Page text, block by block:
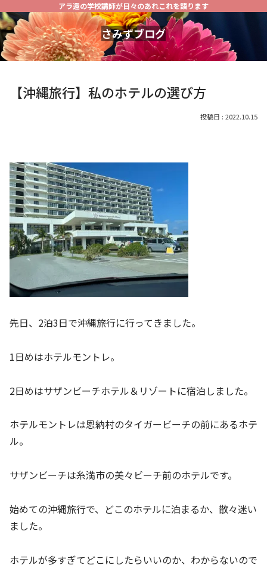
アラ還の学校講師が日々のあれこれを語ります
さみずブログ
【沖縄旅行】私のホテルの選び方
2022.10.15
先日、2泊3日で沖縄旅行に行ってきました。
1日めはホテルモントレ。
2日めはサザンビーチホテル＆リゾートに宿泊しました。
ホテルモントレは恩納村のタイガービーチの前にあるホテ
ル。
サザンビーチは糸満市の美々ビーチ前のホテルです。
始めての沖縄旅行で、どこのホテルに泊まるか、散々迷い
ました。
ホテルが多すぎてどこにしたらいいのか、わからないので